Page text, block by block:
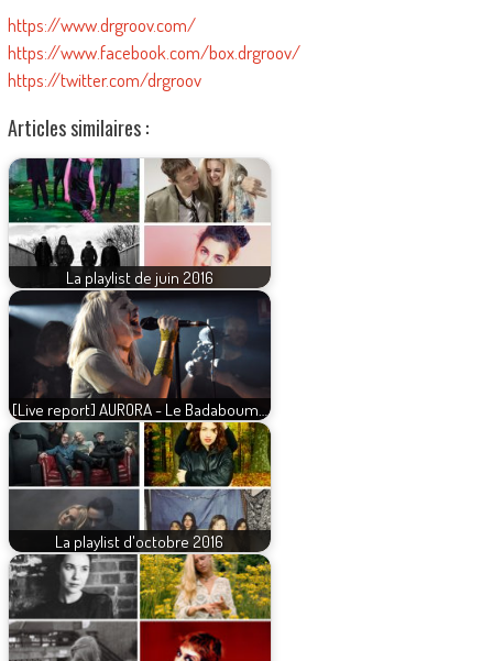
https://www.drgroov.com/
https://www.facebook.com/box.drgroov/
https://twitter.com/drgroov
Articles similaires :
La playlist de juin 2016
[Live report] AURORA - Le Badaboum…
La playlist d'octobre 2016